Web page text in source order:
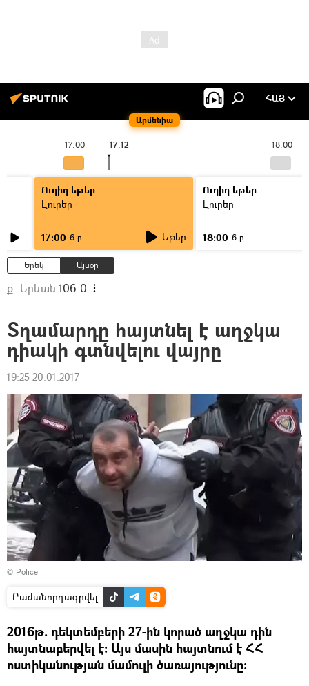
Արմենիա
ՀԱՅ
17:00 18:00
17:12
Ուղիղ եթեր
Լուրեր
17:00 6 ր Եթեր
Ուղիղ եթեր
Լուրեր
18:00 6 ր
Երեկ Այսօր
ք. Երևան 106.0
Տղամարդը հայտնել է աղջկա
դիակի գտնվելու վայրը
19:25 20.01.2017
© Police
Բաժանորդագրվել
2016թ. դեկտեմբերի 27-ին կորած աղջկա դին
հայտնաբերվել է: Այս մասին հայտնում է ՀՀ
ոստիկանության մամուլի ծառայությունը։